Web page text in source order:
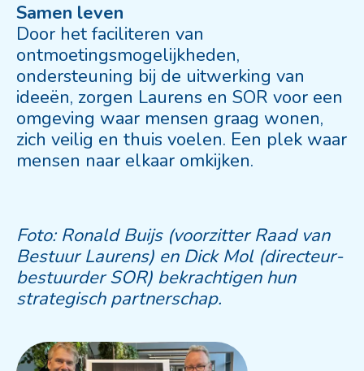
Samen leven
Door het faciliteren van
ontmoetingsmogelijkheden,
ondersteuning bij de uitwerking van
ideeën, zorgen Laurens en SOR voor een
omgeving waar mensen graag wonen,
zich veilig en thuis voelen. Een plek waar
mensen naar elkaar omkijken.
Foto: Ronald Buijs (voorzitter Raad van
Bestuur Laurens) en Dick Mol (directeur-
bestuurder SOR) bekrachtigen hun
strategisch partnerschap.